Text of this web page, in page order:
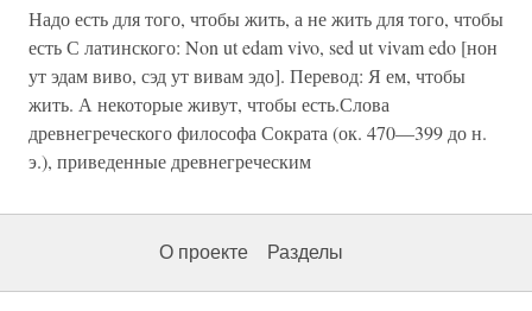
Надо есть для того, чтобы жить, а не жить для того, чтобы
есть С латинского: Non ut edam vivo, sed ut vivam edo [нон
ут эдам виво, сэд ут вивам эдо]. Перевод: Я ем, чтобы
жить. А некоторые живут, чтобы есть.Слова
древнегреческого философа Сократа (ок. 470—399 до н.
э.), приведенные древнегреческим
О проекте Разделы